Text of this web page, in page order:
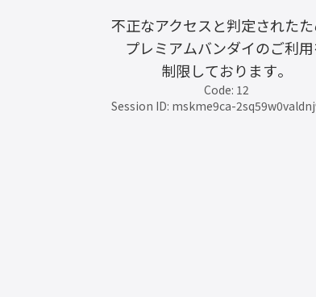
不正なアクセスと判定されたた
プレミアムバンダイのご利用
制限しております。
Code: 12
Session ID: mskme9ca-